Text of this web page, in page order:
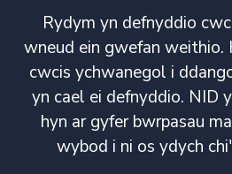
Rydym yn defnyddio
wneud ein gwefan weithio.
cwcis ychwanegol i
yn cael ei defnyddio. NID
hyn ar gyfer bwrpasau
wybod i ni os ydych